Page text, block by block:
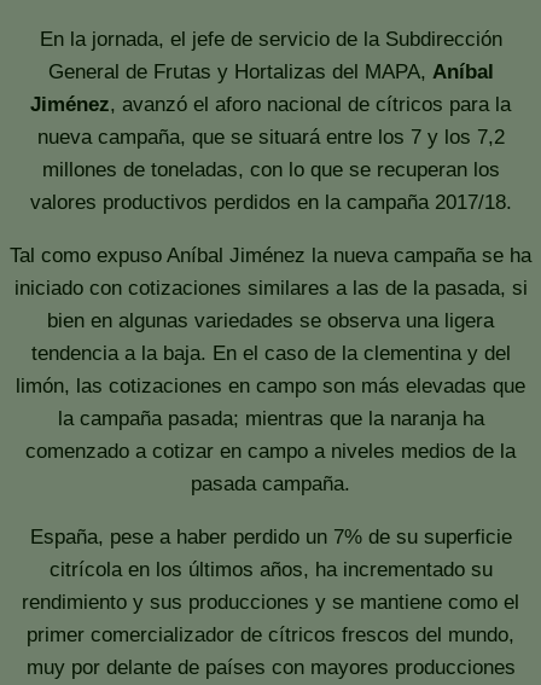
En la jornada, el jefe de servicio de la Subdirección
General de Frutas y Hortalizas del MAPA, Aníbal
Jiménez, avanzó el aforo nacional de cítricos para la
nueva campaña, que se situará entre los 7 y los 7,2
millones de toneladas, con lo que se recuperan los
valores productivos perdidos en la campaña 2017/18.
Tal como expuso Aníbal Jiménez la nueva campaña se ha
iniciado con cotizaciones similares a las de la pasada, si
bien en algunas variedades se observa una ligera
tendencia a la baja. En el caso de la clementina y del
limón, las cotizaciones en campo son más elevadas que
la campaña pasada; mientras que la naranja ha
comenzado a cotizar en campo a niveles medios de la
pasada campaña.
España, pese a haber perdido un 7% de su superficie
citrícola en los últimos años, ha incrementado su
rendimiento y sus producciones y se mantiene como el
primer comercializador de cítricos frescos del mundo,
muy por delante de países con mayores producciones